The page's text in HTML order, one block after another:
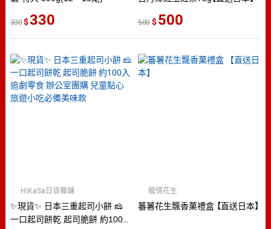
330 330 500 500
✨現貨✨ 日本三重起司小餅 🧀️
一口起司餅乾 起司脆餅 約100入
HiKaSa日貨雜鋪
蕃薯花生飄香菓禮盒 【直送日本】
龍情花生